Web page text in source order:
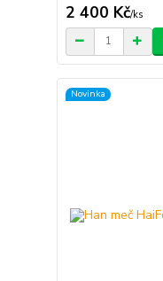
2 400 Kč/ks
Novinka